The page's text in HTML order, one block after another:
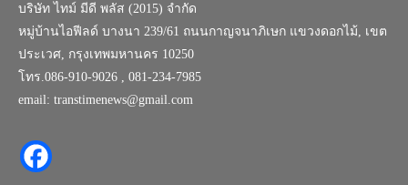
บริษัท ไทม์ มีดี พลัส (2015) จำกัด
หมู่บ้านไอฟีลด์ บางนา 239/61 ถนนกาญจนาภิเษก แขวงดอกไม้, เขต
ประเวศ, กรุงเทพมหานคร 10250
โทร.086-910-9026 , 081-234-7985
email: transtimenews@gmail.com